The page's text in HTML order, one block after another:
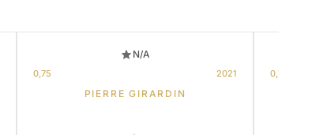
N/A
0,75 2021
PIERRE GIRARDIN
0,75